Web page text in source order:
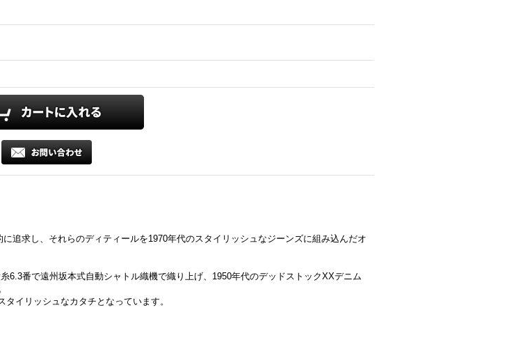
追求し、それらのディティールを1970年代のスタイリッシュなジーンズに組み込んだオ
6.3番で遠州坂本式自動シャトル織機で織り上げ、1950年代のデッドストックXXデニム
イリッシュなカタチとなっています。